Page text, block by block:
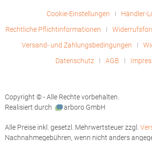
Cookie-Einstellungen
Händler-
Rechtliche Pflichtinformationen
Versand- und Zahlungsbedingungen
Datenschutz
AGB
Copyright © - Alle Rechte vorbehalten.
Realisiert durch
arboro GmbH
Alle Preise inkl. gesetzl. Mehrwertsteuer zzgl.
Nachnahmegebühren, wenn nicht anders